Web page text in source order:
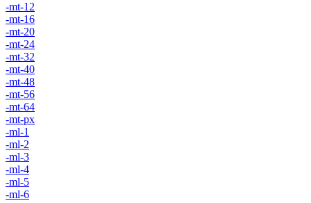
-mt-12
-mt-16
-mt-20
-mt-24
-mt-32
-mt-40
-mt-48
-mt-56
-mt-64
-mt-px
-ml-1
-ml-2
-ml-3
-ml-4
-ml-5
-ml-6